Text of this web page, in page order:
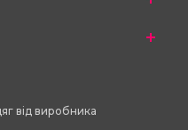
від виробника